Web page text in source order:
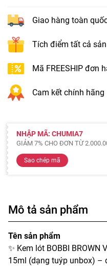
Giao hàng toàn
Tích điểm tất cả
Mã FREESHIP đơn
Cam kết chính hãng
NHẬP MÃ: CHUMIA7
GIẢM 7% CHO ĐƠN TỪ
Sao chép mã
Mô tả sản phẩm
Tên sản phẩm
✨ Kem lót BOBBI BROWN
15ml (dạng tuýp unbox) –